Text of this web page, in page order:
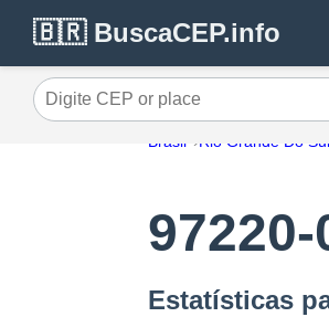
🇧🇷 BuscaCEP.info
Digite CEP or place
Brasil Rio Grande Do Sul
Estatísticas